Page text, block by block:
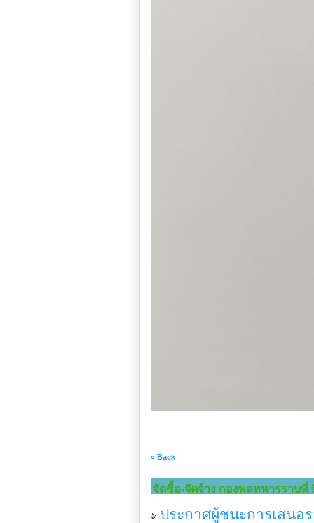
« Back
จัดซื้อ-จัดจ้าง กองพลทหารราบที่
ประกาศผู้ชนะการเสน